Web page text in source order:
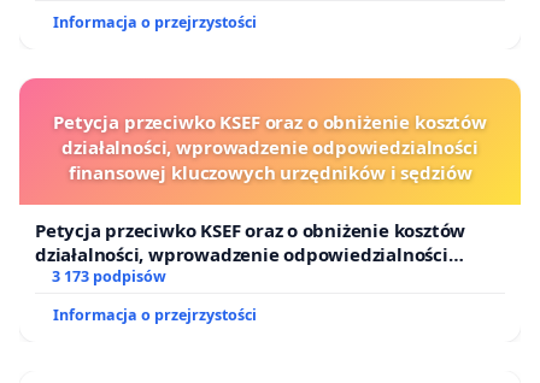
Informacja o przejrzystości
Petycja przeciwko KSEF oraz o obniżenie kosztów
działalności, wprowadzenie odpowiedzialności
finansowej kluczowych urzędników i sędziów
Petycja przeciwko KSEF oraz o obniżenie kosztów
działalności, wprowadzenie odpowiedzialności
finansowej kluczowych urzędników i sędziów
3 173 podpisów
Informacja o przejrzystości